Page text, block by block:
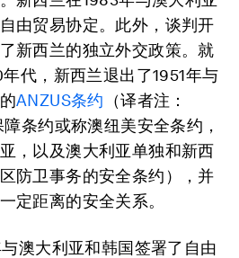
由贸易协定。此外，谈判开
新西兰的独立外交政策。就
代，新西兰退出了1951年与
ANZUS条约 （译者注：
条约或称澳纽美安全条约，
，以及澳大利亚单独和新西
防卫事务的安全条约），并
定距离的安全关系。
澳大利亚和韩国签署了自由